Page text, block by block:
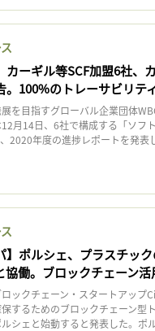
カーギル等SCF加盟6社
。100%のトレーサビリテ
を目指すグローバル企業団体
月14日、6社で構成する「ソフ
、2020年度の進捗レポートを発
】ポルシェ、プラスチッ
働。ブロックチェーン活
ックチェーン・スタートアップ
するためのブロックチェーン型
シェと始動すると発表した。ポ